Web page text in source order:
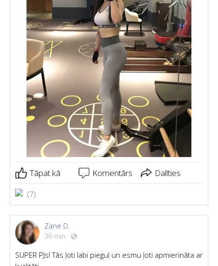
Tāpat kā Komentārs Dalīties
(7)
Zane D.
36 min ·
SUPER PJs! Tās ļoti labi pieguļ un esmu ļoti apmierināta ar